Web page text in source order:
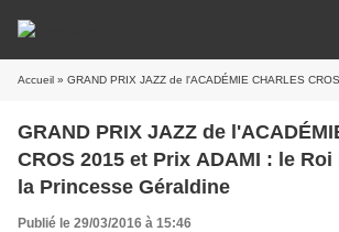
Accueil » GRAND PRIX JAZZ de l'ACADÉMIE CHARLES CROS 2015 et Prix ADAMI : le
GRAND PRIX JAZZ de
CROS 2015 et Prix ADAMI : le
la Princesse Géraldine
Publié le 29/03/2016 à 15:46